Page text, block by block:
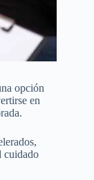
opción
en
cuidado